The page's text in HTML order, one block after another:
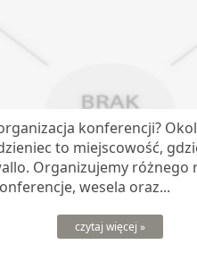
konferencji?
to miejscowość,
Organizujemy różnego
wesela oraz...
czytaj więcej »